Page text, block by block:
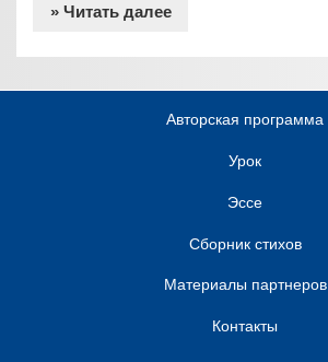
» Читать далее
Авторская программа
Урок
Эссе
Сборник стихов
Материалы партнеров
Контакты